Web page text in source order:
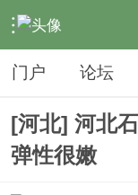
› 夜生活 › 足疗 ›
门户 论坛
[河北] 河北
弹性很嫩